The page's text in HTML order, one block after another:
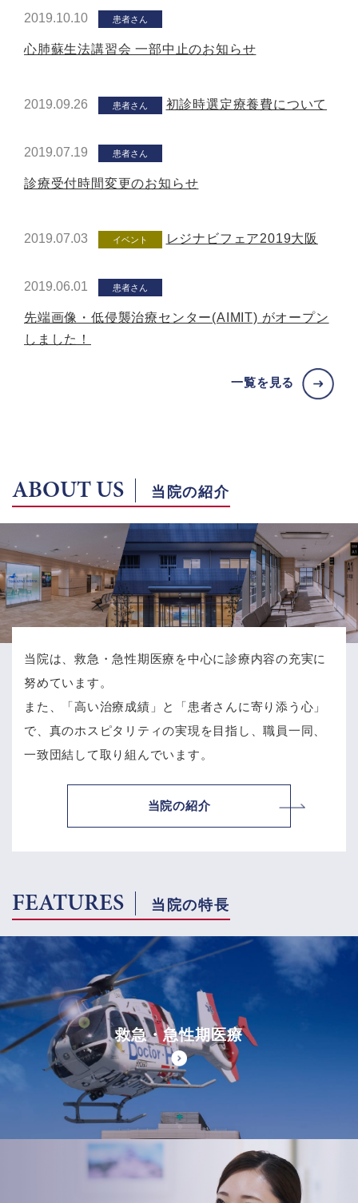
2019.10.10 患者さん
心肺蘇生法講習会 一部中止のお知らせ
2019.09.26 患者さん 初診時選定療養費について
2019.07.19 患者さん
診療受付時間変更のお知らせ
2019.07.03 イベント レジナビフェア2019大阪
2019.06.01 患者さん
先端画像・低侵襲治療センター(AIMIT) がオープン
しました！
一覧を見る
ABOUT US 当院の紹介
当院は、救急・急性期医療を中心に診療内容の充実に
努めています。
また、「高い治療成績」と「患者さんに寄り添う心」
で、 真のホスピタリティの実現を目指し、職員一同、
一致団結して取り組んでいます。
当院の紹介
FEATURES 当院の特長
救急・急性期医療